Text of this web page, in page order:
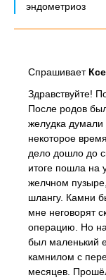
эндометриоз
Спрашивает
Здравствуйте!
После родов
желудка думали
некоторое
дело дошло до
итоге пошла на
желчном
шлангу. Камни
мне неговорят
операцию. Но
был маленький
камнилом с
месяцев.